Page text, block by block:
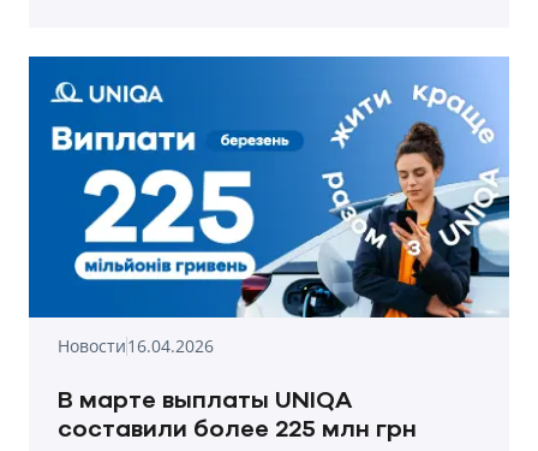
Новости16.04.2026
В марте выплаты UNIQA
составили более 225 млн грн